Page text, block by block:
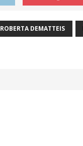
ROBERTA DEMATTEIS